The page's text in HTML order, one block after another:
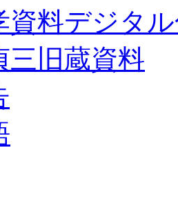
資料デジタ
三旧蔵資料